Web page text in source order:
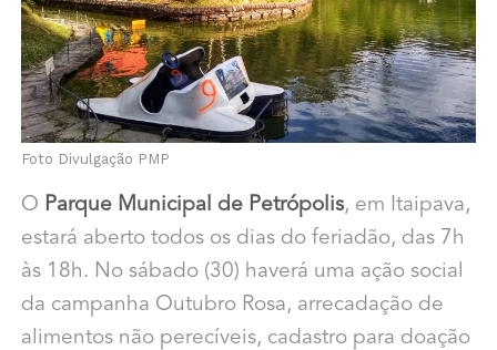
Foto Divulgação PMP
O Parque Municipal de Petrópolis, em Itaipava,
estará aberto todos os dias do feriadão, das 7h
às 18h. No sábado (30) haverá uma ação social
da campanha Outubro Rosa, arrecadação de
alimentos não perecíveis, cadastro para doação